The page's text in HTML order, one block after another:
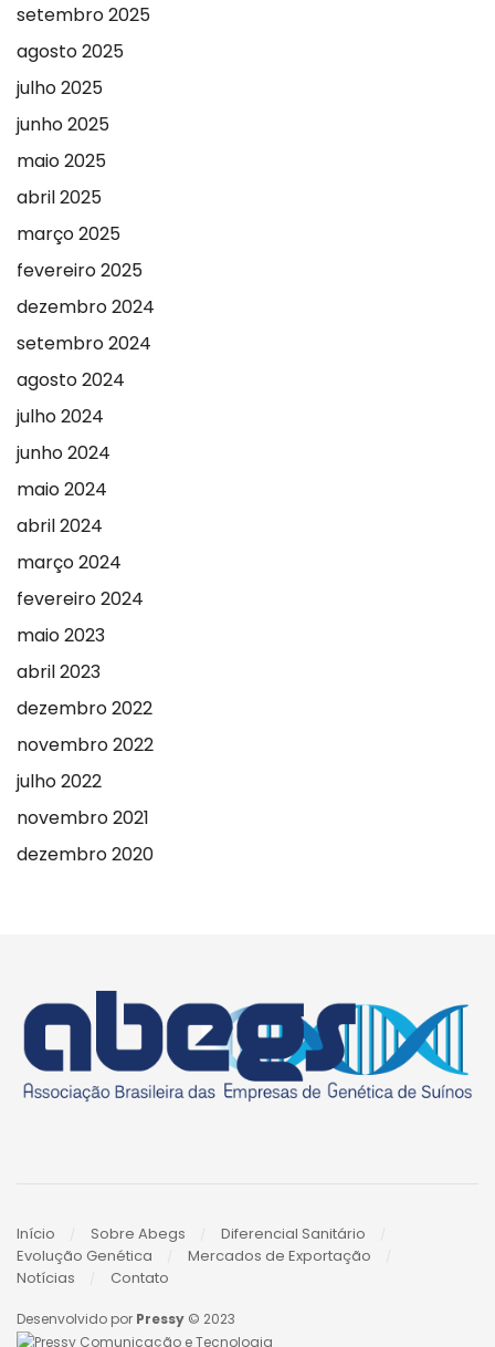
setembro 2025
agosto 2025
julho 2025
junho 2025
maio 2025
abril 2025
março 2025
fevereiro 2025
dezembro 2024
setembro 2024
agosto 2024
julho 2024
junho 2024
maio 2024
abril 2024
março 2024
fevereiro 2024
maio 2023
abril 2023
dezembro 2022
novembro 2022
julho 2022
novembro 2021
dezembro 2020
Início Sobre Abegs
Diferencial Sanitário
Evolução Genética
Mercados de Exportação
Notícias
Contato
Desenvolvido por Pressy © 2023